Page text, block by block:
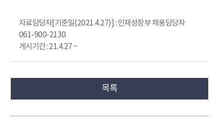
자료담당자[기준일(2021.4.27)] : 인재성장부 채용담당자
061-900-2130
게시기간 : 21.4.27 ~
목록